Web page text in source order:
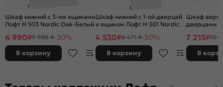
Шкаф нижний с 3-мя ящиками
Лофт Н 503 Nordic Oak-Белый
6 990₽9 986 ₽-30%
В корзину
Шкаф нижний с 1-ой дверцей
и ящиком Лофт Н 301 Nordic
4 530₽6 471 ₽-30%
В корзину
Шкаф
дверцами
7 215₽10
В